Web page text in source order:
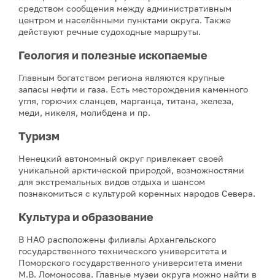
средством сообщения между административным
центром и населёнными пунктами округа. Также
действуют речные судоходные маршруты.
Геология и полезные ископаемые
Главным богатством региона являются крупные
запасы нефти и газа. Есть месторождения каменного
угля, горючих сланцев, марганца, титана, железа,
меди, никеля, молибдена и пр.
Туризм
Ненецкий автономный округ привлекает своей
уникальной арктической природой, возможностями
для экстремальных видов отдыха и шансом
познакомиться с культурой коренных народов Севера.
Культура и образование
В НАО расположены филиалы Архангельского
государственного технического университета и
Поморского государственного университета имени
М.В. Ломоносова. Главные музеи округа можно найти в